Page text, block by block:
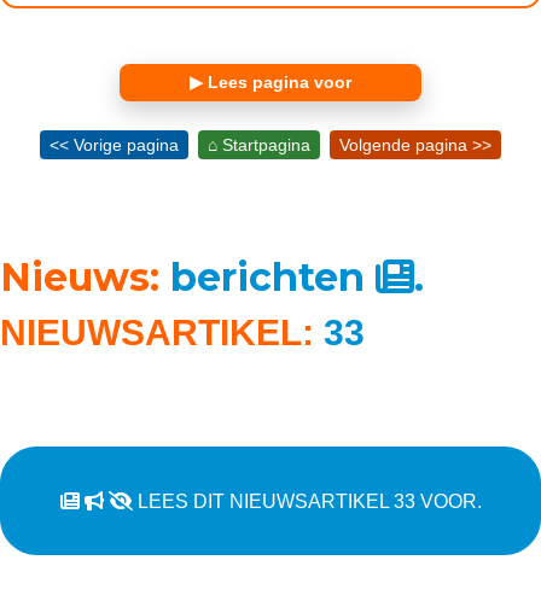
▶ Lees pagina voor
<< Vorige pagina ⌂ Startpagina Volgende pagina >>
Nieuws: berichten .
NIEUWSARTIKEL: 33
LEES DIT NIEUWSARTIKEL 33 VOOR.